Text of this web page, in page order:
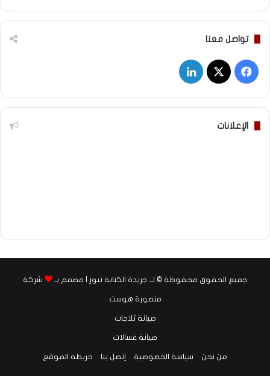
تواصل معنا
فيسبوك
‫X لينكدإن
الإعلانات
جميع الحقوق محفوظة © لــ جريدة الكنانة نيوز | مصمم بـ شركة
منصورة هوست
صيانة ثلاجات
صيانة غسالات
من نحن سياسة الخصوصية إتصل بنا خريطة الموقع